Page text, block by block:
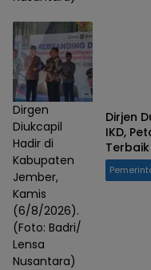
Dirgen
Diukcapil
Hadir di
Kabupaten
Jember,
Kamis
(6/8/2026).
(Foto: Badri/
Lensa
Nusantara)
Dirjen
IKD,
Terbaik